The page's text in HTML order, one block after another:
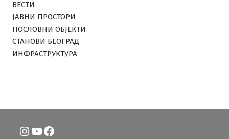
ВЕСТИ
ЈАВНИ ПРОСТОРИ
ПОСЛОВНИ ОБЈЕКТИ
СТАНОВИ БЕОГРАД
ИНФРАСТРУКТУРА
Instagram
YouTube
Facebook